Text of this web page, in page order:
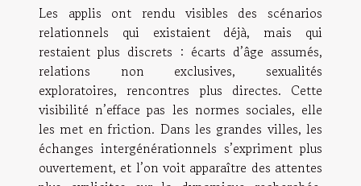
Les applis ont rendu visibles des scénarios
relationnels qui existaient déjà, mais qui
restaient plus discrets : écarts d’âge assumés,
relations non exclusives, sexualités
exploratoires, rencontres plus directes. Cette
visibilité n’efface pas les normes sociales, elle
les met en friction. Dans les grandes villes, les
échanges intergénérationnels s’expriment plus
ouvertement, et l’on voit apparaître des attentes